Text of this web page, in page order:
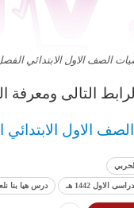
الاول الابتدائي الفصل
التالى ومعرفة
الابتدائي
1442 هـ درس هيا بنا